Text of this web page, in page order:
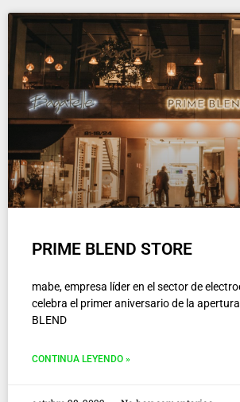
PRIME BLEND STORE
mabe, empresa líder en el sector de
celebra el primer aniversario de la
BLEND
CONTINUA LEYENDO »